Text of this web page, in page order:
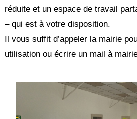
réduite et un espace de travail
– qui est à votre disposition.
Il vous suffit d’appeler la mairie
utilisation ou écrire un mail à